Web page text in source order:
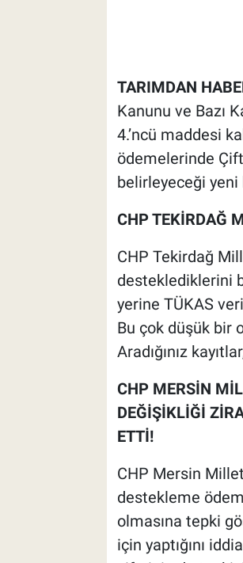
TARIMDAN
Kanunu ve Bazı
4.’ncü maddesi
ödemelerinde
belirleyeceği yeni
CHP TEKİRDAĞ
CHP Tekirdağ
desteklediklerini
yerine TÜKAS veri
Bu çok düşük bir
Aradığınız
CHP MERSİN
DEĞİŞİKLİĞİ
ETTİ!
CHP Mersin
destekleme
olmasına tepki
için yaptığını